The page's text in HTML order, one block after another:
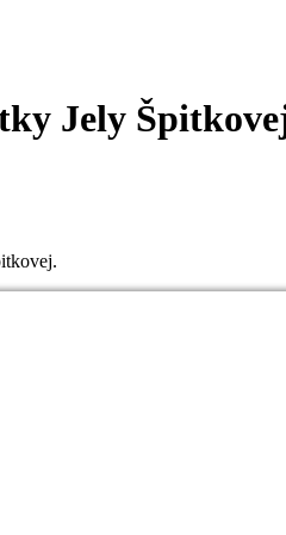
Jely